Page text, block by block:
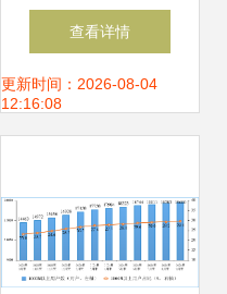
+”发展趋势点亮互
联网投资，支持电
查看详情
更新时间：2026-08-04
12:16:08